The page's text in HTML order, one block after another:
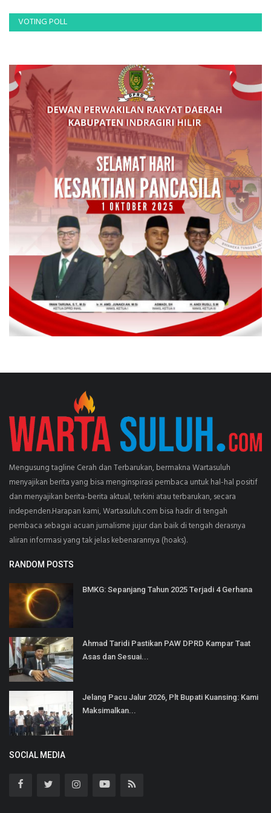
VOTING POLL
Mengusung tagline Cerah dan Terbarukan, bermakna Wartasuluh
menyajikan berita yang bisa menginspirasi pembaca untuk hal-hal positif
dan menyajikan berita-berita aktual, terkini atau terbarukan, secara
independen.Harapan kami, Wartasuluh.com bisa hadir di tengah
pembaca sebagai acuan jurnalisme jujur dan baik di tengah derasnya
aliran informasi yang tak jelas kebenarannya (hoaks).
RANDOM POSTS
BMKG: Sepanjang Tahun 2025 Terjadi 4 Gerhana
Ahmad Taridi Pastikan PAW DPRD Kampar Taat
Asas dan Sesuai...
Jelang Pacu Jalur 2026, Plt Bupati Kuansing: Kami
Maksimalkan...
SOCIAL MEDIA